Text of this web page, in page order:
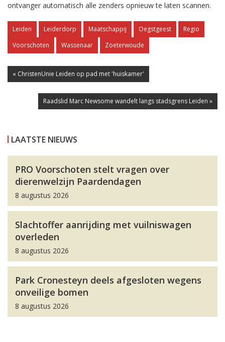
ontvanger automatisch alle zenders opnieuw te laten scannen.
Leiden Leiderdorp Maatschappij Oegstgeest
Regio
Voorschoten
Wassenaar Zoeterwoude
« ChristenUnie Leiden op pad met 'huiskamer'
Raadslid Marc Newsome wandelt langs stadsgrens Leiden »
LAATSTE NIEUWS
PRO Voorschoten stelt vragen over
dierenwelzijn Paardendagen
8 augustus 2026
Slachtoffer aanrijding met vuilniswagen
overleden
8 augustus 2026
Park Cronesteyn deels afgesloten wegens
onveilige bomen
8 augustus 2026